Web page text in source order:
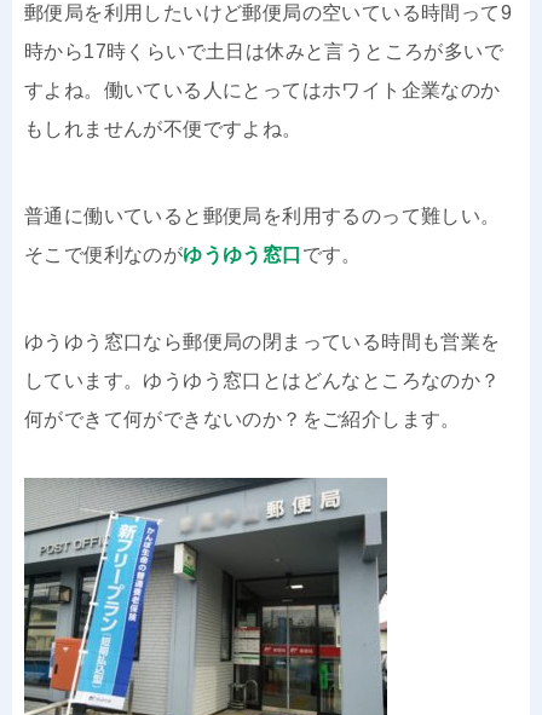
郵便局を利用したいけど郵便局の空いている時間って9
時から17時くらいで土日は休みと言うところが多いで
すよね。働いている人にとってはホワイト企業なのか
もしれませんが不便ですよね。
普通に働いていると郵便局を利用するのって難しい。
そこで便利なのがゆうゆう窓口 です。
ゆうゆう窓口なら郵便局の閉まっている時間も営業を
しています。ゆうゆう窓口とはどんなところなのか？
何ができて何ができないのか？をご紹介します。